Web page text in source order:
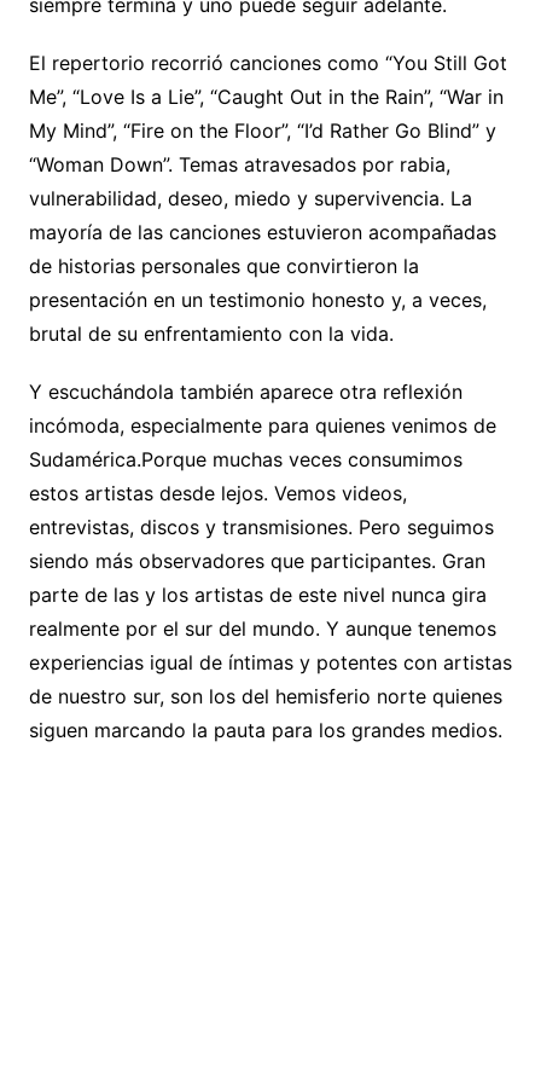
siempre termina y uno puede seguir adelante.
El repertorio recorrió canciones como “You Still Got
Me”, “Love Is a Lie”, “Caught Out in the Rain”, “War in
My Mind”, “Fire on the Floor”, “I’d Rather Go Blind” y
“Woman Down”. Temas atravesados por rabia,
vulnerabilidad, deseo, miedo y supervivencia. La
mayoría de las canciones estuvieron acompañadas
de historias personales que convirtieron la
presentación en un testimonio honesto y, a veces,
brutal de su enfrentamiento con la vida.
Y escuchándola también aparece otra reflexión
incómoda, especialmente para quienes venimos de
Sudamérica.Porque muchas veces consumimos
estos artistas desde lejos. Vemos videos,
entrevistas, discos y transmisiones. Pero seguimos
siendo más observadores que participantes. Gran
parte de las y los artistas de este nivel nunca gira
realmente por el sur del mundo. Y aunque tenemos
experiencias igual de íntimas y potentes con artistas
de nuestro sur, son los del hemisferio norte quienes
siguen marcando la pauta para los grandes medios.